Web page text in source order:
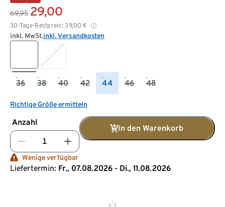
69,95 29,00
30-Tage-Bestpreis: 39,00 €
inkl. MwSt.inkl. Versandkosten
36 38 40 42 44 46 48
Richtige Größe ermitteln
Anzahl
In den Warenkorb
Wenige verfügbar
Liefertermin: Fr., 07.08.2026 - Di., 11.08.2026